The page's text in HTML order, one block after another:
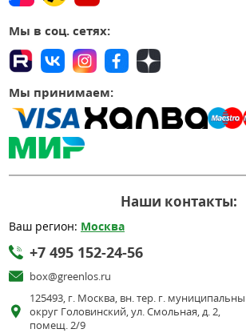
Мы в соц. сетях:
Мы принимаем:
Наши контакты:
Ваш регион: Москва
+7 495 152-24-56
box@greenlos.ru
125493, г. Москва, вн. тер. г.
округ Головинский, ул. Смольная, д. 2,
помещ. 2/9